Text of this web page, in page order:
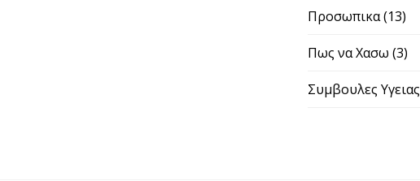
Προσωπικα(13)
Πως να Χασω (3)
Συμβουλες Υγειας